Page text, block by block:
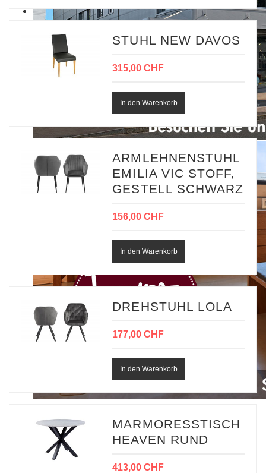
STUHL NEW DAVOS
315,00 CHF
ARMLEHNENSTUHL
EMILIA VIC STOFF,
GESTELL SCHWARZ
156,00 CHF
DREHSTUHL LOLA
177,00 CHF
MARMORESSTISCH
HEAVEN RUND
413,00 CHF